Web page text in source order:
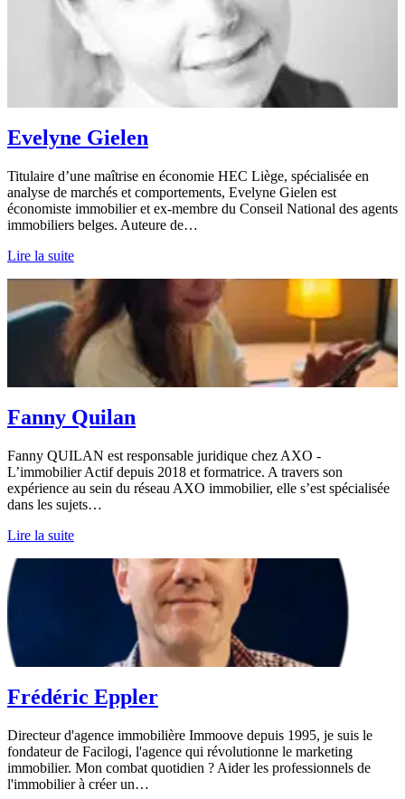
Evelyne Gielen
Titulaire d’une maîtrise en économie HEC Liège, spécialisée en
analyse de marchés et comportements, Evelyne Gielen est
économiste immobilier et ex-membre du Conseil National des agents
immobiliers belges. Auteure de…
Lire la suite
Fanny Quilan
Fanny QUILAN est responsable juridique chez AXO -
L’immobilier Actif depuis 2018 et formatrice. A travers son
expérience au sein du réseau AXO immobilier, elle s’est spécialisée
dans les sujets…
Lire la suite
Frédéric Eppler
Directeur d'agence immobilière Immoove depuis 1995, je suis le
fondateur de Facilogi, l'agence qui révolutionne le marketing
immobilier. Mon combat quotidien ? Aider les professionnels de
l'immobilier à créer un…